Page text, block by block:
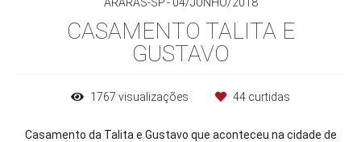
CASAMENTO TALITA E
GUSTAVO
1767 visualizações 44 curtidas
Casamento da Talita e Gustavo que aconteceu na cidade de